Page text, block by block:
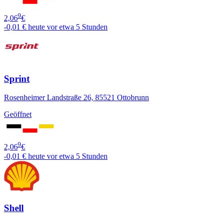
2,069€
-0,01 € heute vor etwa 5 Stunden
Sprint
Rosenheimer Landstraße 26, 85521 Ottobrunn
Geöffnet
2,069€
-0,01 € heute vor etwa 5 Stunden
Shell